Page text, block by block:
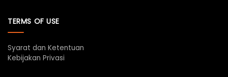
TERMS OF USE
Syarat dan Ketentuan
Kebijakan Privasi